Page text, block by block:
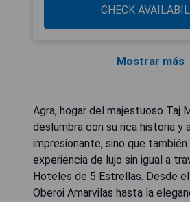
CHECK
Mostrar más
Agra, hogar del majestuoso Taj
deslumbra con su rica historia y
impresionante, sino que
experiencia de lujo sin igual a
Hoteles de 5 Estrellas. Desde
Oberoi Amarvilas hasta la